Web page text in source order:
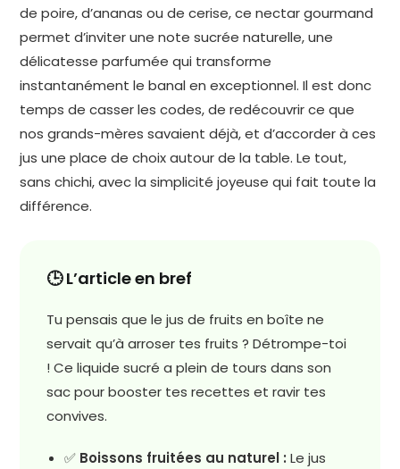
de poire, d’ananas ou de cerise, ce nectar gourmand
permet d’inviter une note sucrée naturelle, une
délicatesse parfumée qui transforme
instantanément le banal en exceptionnel. Il est donc
temps de casser les codes, de redécouvrir ce que
nos grands-mères savaient déjà, et d’accorder à ces
jus une place de choix autour de la table. Le tout,
sans chichi, avec la simplicité joyeuse qui fait toute la
différence.
🕒 L’article en bref
Tu pensais que le jus de fruits en boîte ne
servait qu’à arroser tes fruits ? Détrompe-toi
! Ce liquide sucré a plein de tours dans son
sac pour booster tes recettes et ravir tes
convives.
✅ Boissons fruitées au naturel : Le jus